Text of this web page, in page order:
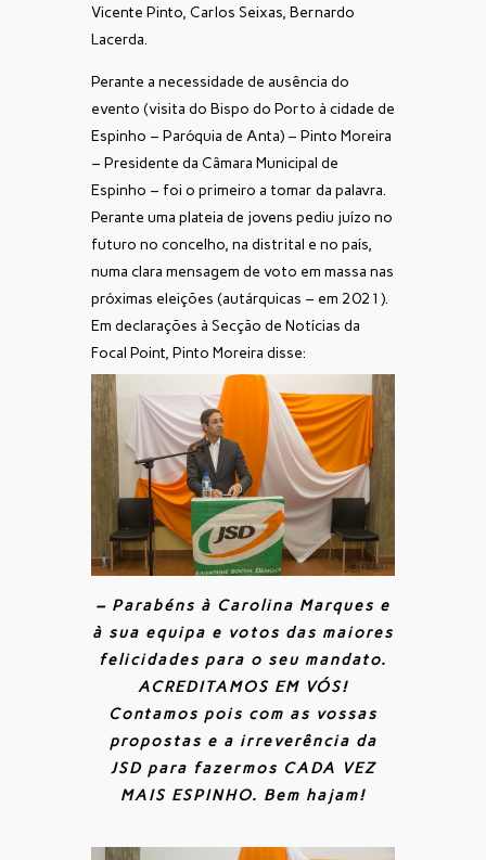
Vicente Pinto, Carlos Seixas, Bernardo
Lacerda.
Perante a necessidade de ausência do
evento (visita do Bispo do Porto à cidade de
Espinho – Paróquia de Anta) – Pinto Moreira
– Presidente da Câmara Municipal de
Espinho – foi o primeiro a tomar da palavra.
Perante uma plateia de jovens pediu juízo no
futuro no concelho, na distrital e no país,
numa clara mensagem de voto em massa nas
próximas eleições (autárquicas – em 2021).
Em declarações à Secção de Notícias da
Focal Point, Pinto Moreira disse:
– Parabéns à Carolina Marques e
à sua equipa e votos das maiores
felicidades para o seu mandato.
ACREDITAMOS EM VÓS!
Contamos pois com as vossas
propostas e a irreverência da
JSD para fazermos CADA VEZ
MAIS ESPINHO. Bem hajam!